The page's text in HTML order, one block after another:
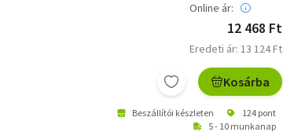
Online ár:
12 468 Ft
Eredeti ár: 13 124 Ft
Kosárba
Beszállítói készleten
124 pont
5 - 10 munkanap